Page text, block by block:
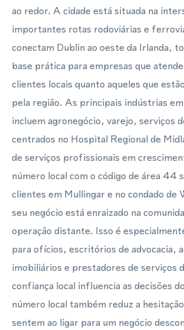
ao redor. A cidade está situada na
importantes rotas rodoviárias e
conectam Dublin ao oeste da Irlanda,
base prática para empresas que
clientes locais quanto aqueles que
pela região. As principais indústrias
incluem agronegócio, varejo, serviços
centrados no Hospital Regional de
de serviços profissionais em
número local com o código de área 44
clientes em Mullingar e no condado de
seu negócio está enraizado na
operação distante. Isso é
para ofícios, escritórios de advocacia,
imobiliários e prestadores de serviços
confiança local influencia as decisões
número local também reduz a
sentem ao ligar para um negócio